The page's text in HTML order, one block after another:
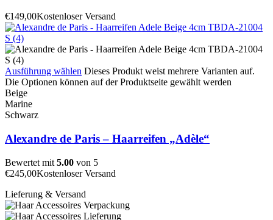
€149,00Kostenloser Versand
Ausführung wählen Dieses Produkt weist mehrere Varianten auf.
Die Optionen können auf der Produktseite gewählt werden
Beige
Marine
Schwarz
Alexandre de Paris – Haarreifen „Adèle“
Bewertet mit 5.00 von 5
€245,00Kostenloser Versand
Lieferung & Versand